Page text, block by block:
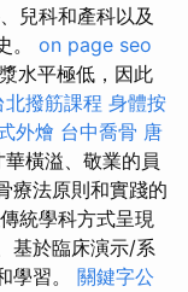
兒科和產科以及
。 on page seo
水平極低，因此
北撥筋課程 身體按
外燴 台中喬骨 唐
橫溢、敬業的員
療法原則和實踐的
統學科方式呈現
基於臨床演示/系
學習。 關鍵字公